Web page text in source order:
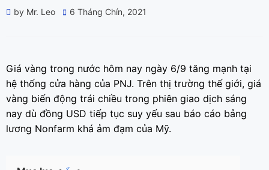
by Mr. Leo
Posted
6 Tháng Chín, 2021
Giá vàng trong nước hôm nay ngày 6/9 tăng mạnh tại
hệ thống cửa hàng của PNJ. Trên thị trường thế giới, giá
vàng biến động trái chiều trong phiên giao dịch sáng
nay dù đồng USD tiếp tục suy yếu sau báo cáo bảng
lương Nonfarm khá ảm đạm của Mỹ.